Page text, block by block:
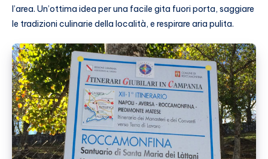
l’area. Un’ottima idea per una facile gita fuori porta, saggiare
le tradizioni culinarie della località, e respirare aria pulita.